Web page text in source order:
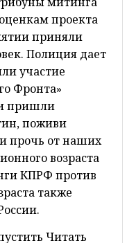
проекта
приняли
Полиция дает
участие
Фронта»
пришли
поживи
прочь от наших
возраста
КПРФ против
также
Читать